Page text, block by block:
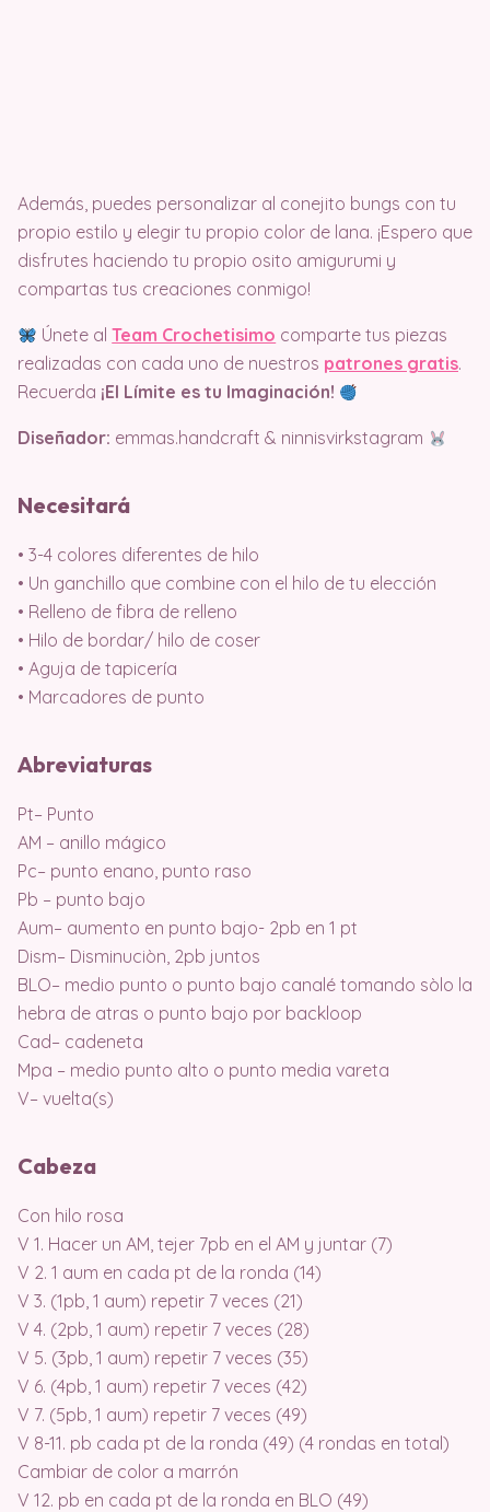
Además, puedes personalizar al conejito bungs con tu
propio estilo y elegir tu propio color de lana. ¡Espero que
disfrutes haciendo tu propio osito amigurumi y
compartas tus creaciones conmigo!
Únete alTeam Crochetisimo comparte tus piezas
realizadas con cada uno de nuestros patrones gratis.
Recuerda ¡El Límite es tu Imaginación!
Diseñador: emmas.handcraft & ninnisvirkstagram
Necesitará
• 3-4 colores diferentes de hilo
• Un ganchillo que combine con el hilo de tu elección
• Relleno de fibra de relleno
• Hilo de bordar/ hilo de coser
• Aguja de tapicería
• Marcadores de punto
Abreviaturas
Pt– Punto
AM – anillo mágico
Pc– punto enano, punto raso
Pb – punto bajo
Aum– aumento en punto bajo- 2pb en 1 pt
Dism– Disminuciòn, 2pb juntos
BLO– medio punto o punto bajo canalé tomando sòlo la
hebra de atras o punto bajo por backloop
Cad– cadeneta
Mpa – medio punto alto o punto media vareta
V– vuelta(s)
Cabeza
Con hilo rosa
V 1. Hacer un AM, tejer 7pb en el AM y juntar (7)
V 2. 1 aum en cada pt de la ronda (14)
V 3. (1pb, 1 aum) repetir 7 veces (21)
V 4. (2pb, 1 aum) repetir 7 veces (28)
V 5. (3pb, 1 aum) repetir 7 veces (35)
V 6. (4pb, 1 aum) repetir 7 veces (42)
V 7. (5pb, 1 aum) repetir 7 veces (49)
V 8-11. pb cada pt de la ronda (49) (4 rondas en total)
Cambiar de color a marrón
V 12. pb en cada pt de la ronda en BLO (49)